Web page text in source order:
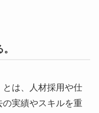
とは、人材採用や仕
実績やスキルを重